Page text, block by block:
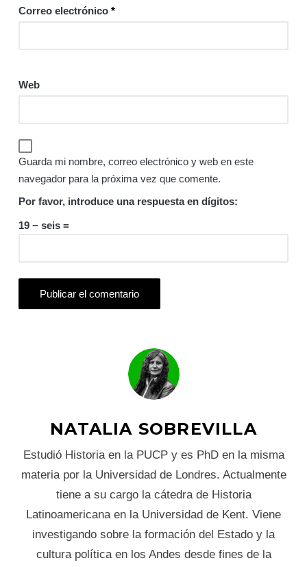
Correo electrónico *
Web
Guarda mi nombre, correo electrónico y web en este
navegador para la próxima vez que comente.
Por favor, introduce una respuesta en dígitos:
19 − seis =
NATALIA SOBREVILLA
Estudió Historia en la PUCP y es PhD en la misma
materia por la Universidad de Londres. Actualmente
tiene a su cargo la cátedra de Historia
Latinoamericana en la Universidad de Kent. Viene
investigando sobre la formación del Estado y la
cultura política en los Andes desde fines de la